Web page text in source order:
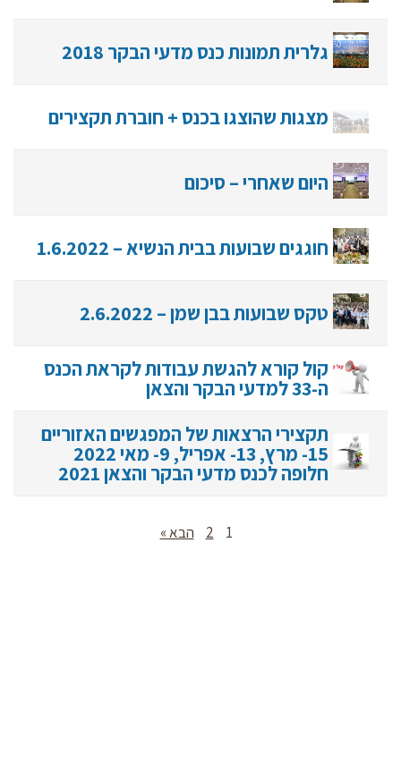
גלרית תמונות כנס מדעי הבקר 2018
מצגות שהוצגו בכנס + חוברת תקצירים
היום שאחרי – סיכום
חוגגים שבועות בבית הנשיא – 1.6.2022
טקס שבועות בבן שמן – 2.6.2022
קול קורא להגשת עבודות לקראת הכנס
ה-33 למדעי הבקר והצאן
תקצירי הרצאות של המפגשים האזוריים
15- מרץ, 13- אפריל, 9- מאי 2022
חלופה לכנס מדעי הבקר והצאן 2021
1
2 הבא »